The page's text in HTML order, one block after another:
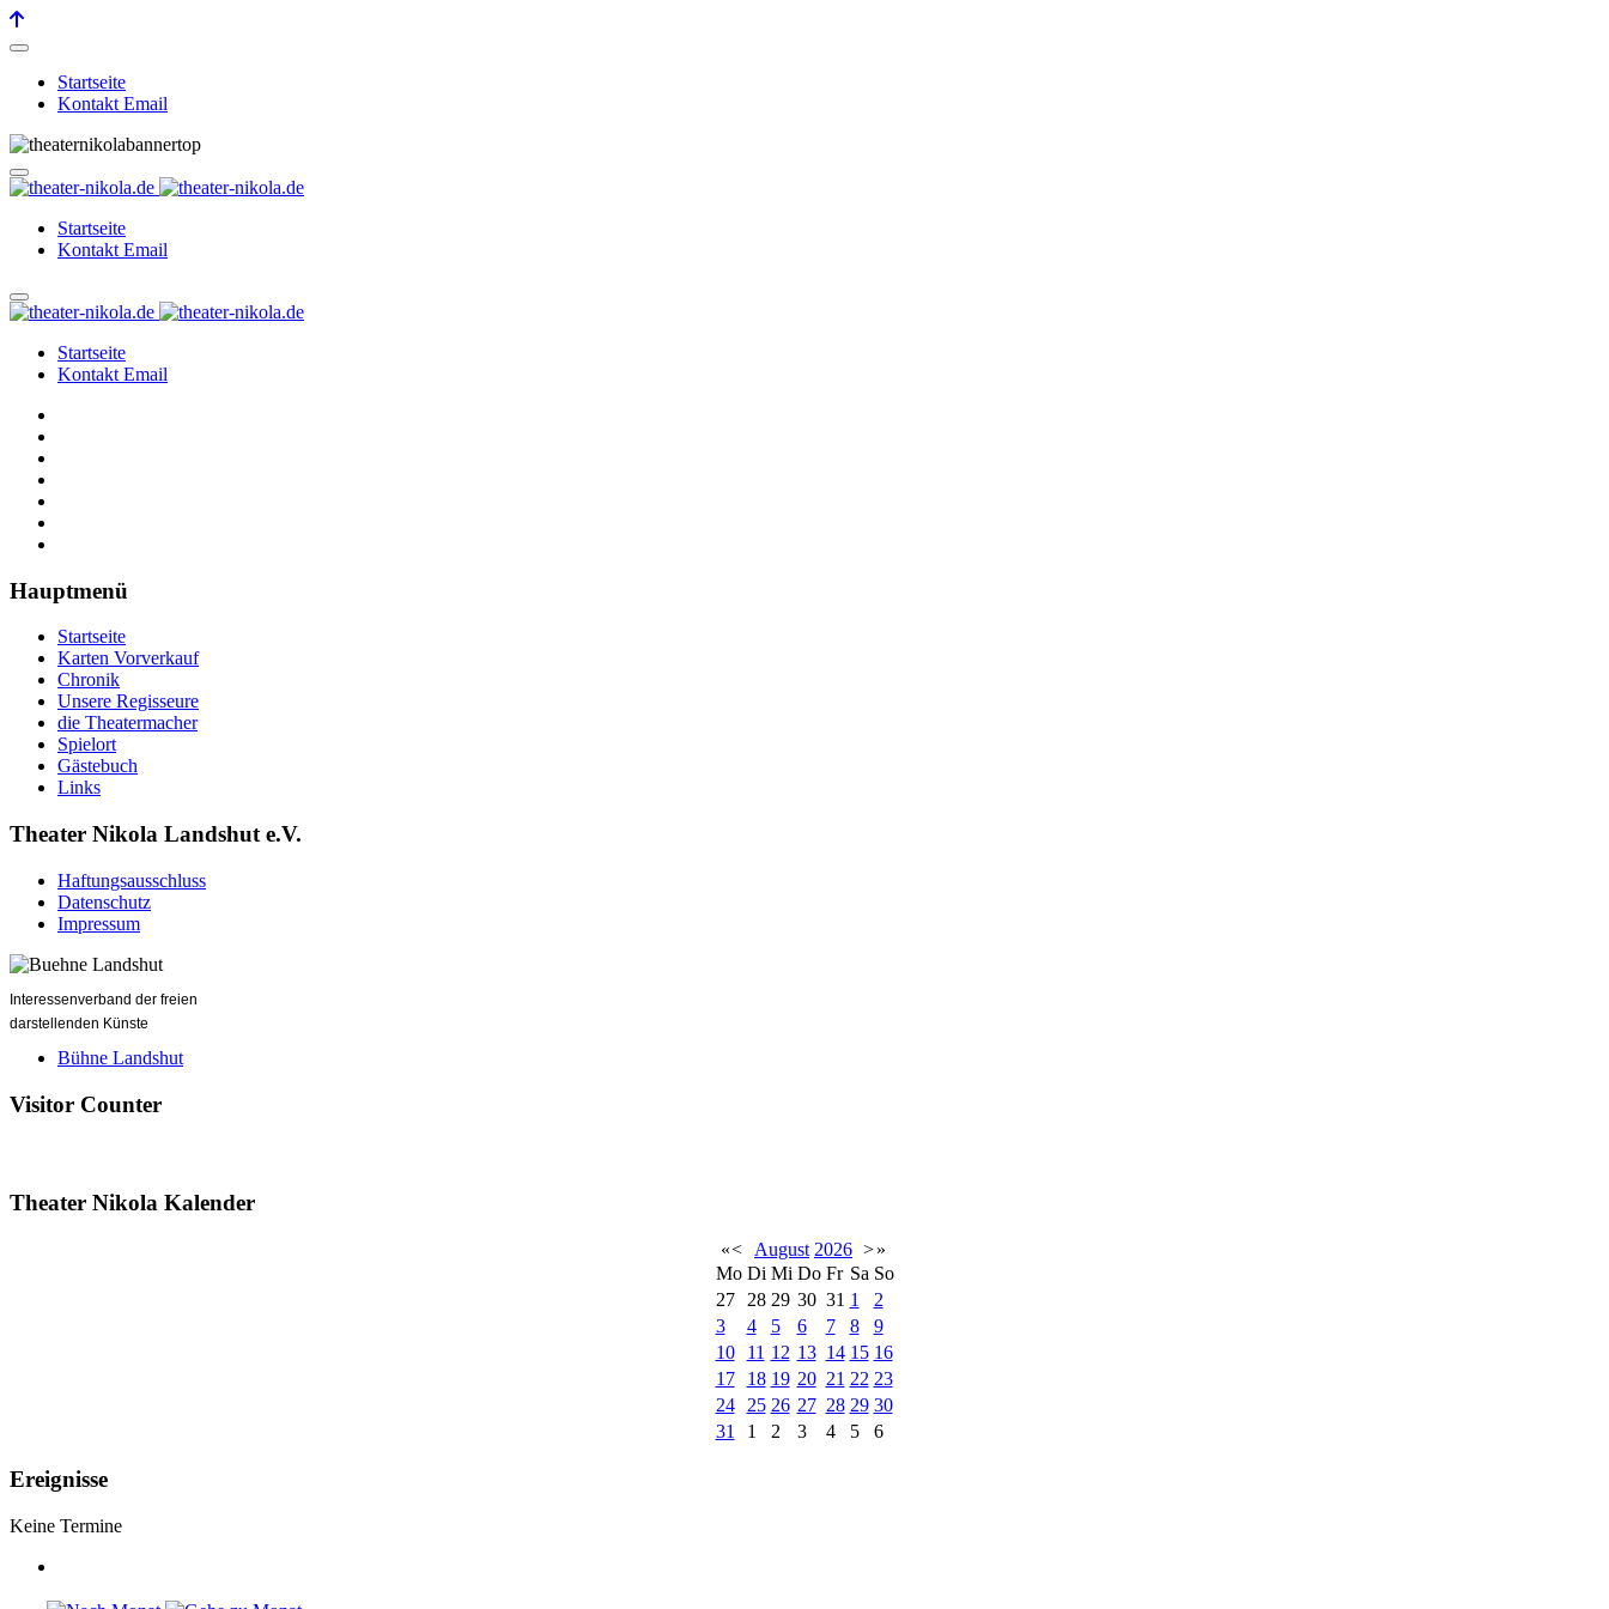
Startseite
Kontakt Email
Startseite
Kontakt Email
Startseite
Kontakt Email
Hauptmenü
Startseite
Karten Vorverkauf
Chronik
Unsere Regisseure
die Theatermacher
Spielort
Gästebuch
Links
Theater Nikola Landshut e.V.
Haftungsausschluss
Datenschutz
Impressum
Interessenverband der freien
darstellenden Künste
Bühne Landshut
Visitor Counter
Theater Nikola Kalender
«< August 2026 >»
Mo Di Mi Do Fr Sa So
27
28 29 30 31 1
2
3
4 5 6 7 8
9
10
11 12 13 14 15 16
17
18 19 20 21 22 23
24
25 26 27 28 29 30
31
1 2 3 4 5 6
Ereignisse
Keine Termine